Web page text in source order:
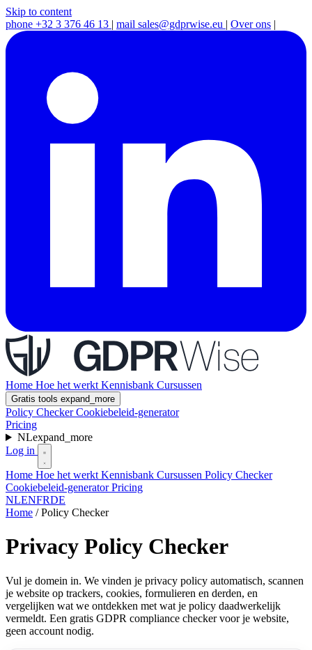
Skip to content
phone +32 3 376 46 13 | mail sales@gdprwise.eu | Over ons |
Home Hoe het werkt Kennisbank Cursussen
Gratis tools expand_more
Policy CheckerCookiebeleid-generator
Pricing
NLexpand_more
Log in
Home Hoe het werkt Kennisbank Cursussen Policy Checker
Cookiebeleid-generatorPricing
NLENFRDE
Home / Policy Checker
Privacy Policy Checker
Vul je domein in. We vinden je privacy policy automatisch, scannen
je website op trackers, cookies, formulieren en derden, en
vergelijken wat we ontdekken met wat je policy daadwerkelijk
vermeldt. Een gratis GDPR compliance checker voor je website,
geen account nodig.